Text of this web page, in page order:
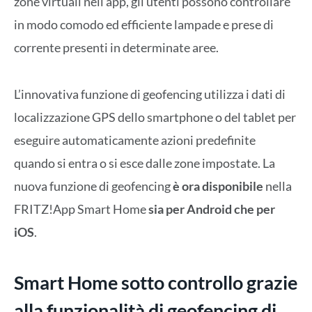
in modo comodo ed efficiente lampade e prese di
corrente presenti in determinate aree.
L’innovativa funzione di geofencing utilizza i dati di
localizzazione GPS dello smartphone o del tablet per
eseguire automaticamente azioni predefinite
quando si entra o si esce dalle zone impostate. La
nuova funzione di geofencingè ora disponibile nella
FRITZ!App Smart Homesia per Android che per
iOS.
Smart Home sotto controllo grazie